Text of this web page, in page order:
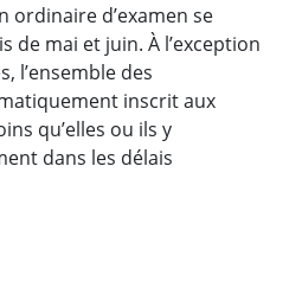
ordinaire d’examen se
de mai et juin. À l’exception
l’ensemble des
inscrit aux
qu’elles ou ils y
dans les délais